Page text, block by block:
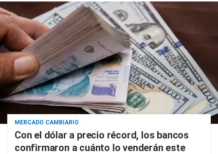
MERCADO CAMBIARIO
Con el dólar a precio récord, los bancos
confirmaron a cuánto lo venderán este